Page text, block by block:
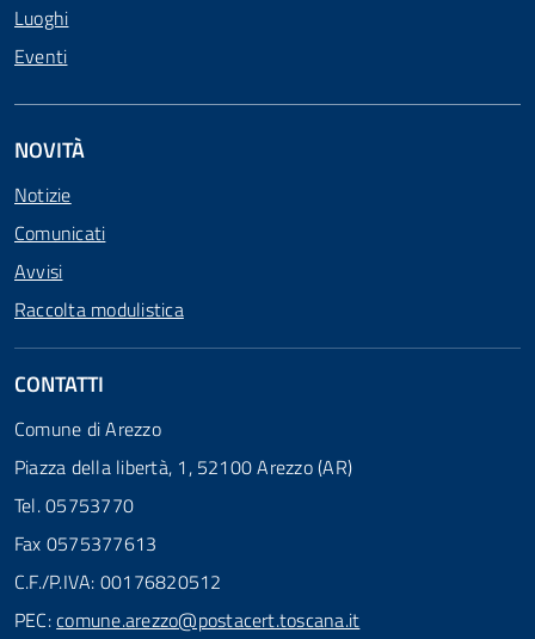
Luoghi
Eventi
NOVITÀ
Notizie
Comunicati
Avvisi
Raccolta modulistica
CONTATTI
Comune di Arezzo
Piazza della libertà, 1, 52100 Arezzo (AR)
Tel. 05753770
Fax 0575377613
C.F./P.IVA: 00176820512
PEC:comune.arezzo@postacert.toscana.it